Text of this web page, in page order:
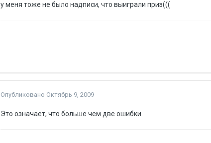
у меня тоже не было надписи, что выиграли приз(((
Опубликовано Октябрь 9, 2009
Это означает, что больше чем две ошибки.